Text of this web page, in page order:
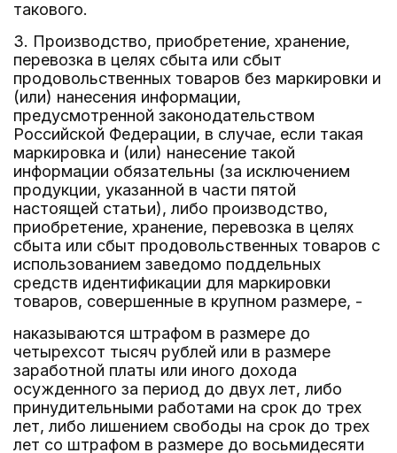
такового.
3. Производство, приобретение, хранение,
перевозка в целях сбыта или сбыт
продовольственных товаров без маркировки и
(или) нанесения информации,
предусмотренной законодательством
Российской Федерации, в случае, если такая
маркировка и (или) нанесение такой
информации обязательны (за исключением
продукции, указанной в части пятой
настоящей статьи), либо производство,
приобретение, хранение, перевозка в целях
сбыта или сбыт продовольственных товаров с
использованием заведомо поддельных
средств идентификации для маркировки
товаров, совершенные в крупном размере, -
наказываются штрафом в размере до
четырехсот тысяч рублей или в размере
заработной платы или иного дохода
осужденного за период до двух лет, либо
принудительными работами на срок до трех
лет, либо лишением свободы на срок до трех
лет со штрафом в размере до восьмидесяти